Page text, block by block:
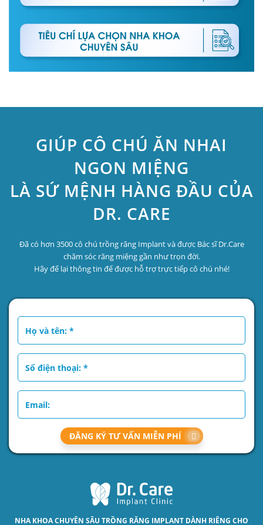
GIÚP CÔ CHÚ ĂN NHAI
NGON MIỆNG
LÀ SỨ MỆNH HÀNG ĐẦU CỦA
DR. CARE
Đã có hơn 3500 cô chú trồng răng Implant và được Bác sĩ Dr.Care
chăm sóc răng miệng gần như trọn đời.
Hãy để lại thông tin để được hỗ trợ trực tiếp cô chú nhé!
ĐĂNG KÝ TƯ VẤN MIỄN PHÍ
NHA KHOA CHUYÊN SÂU TRỒNG RĂNG IMPLANT DÀNH RIÊNG CHO